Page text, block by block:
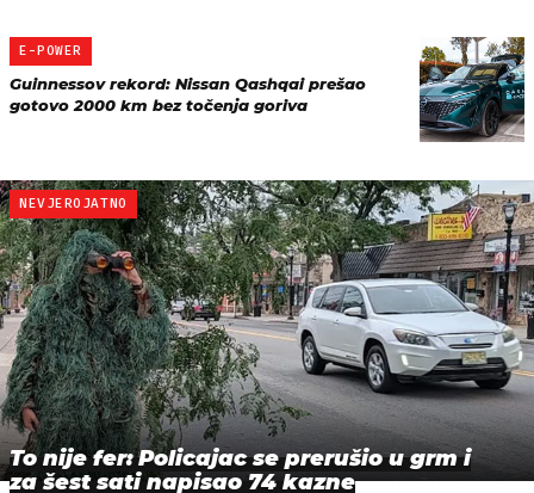
E-POWER
Guinnessov rekord: Nissan Qashqai prešao
gotovo 2000 km bez točenja goriva
NEVJEROJATNO
To nije fer: Policajac se prerušio u grm i
za šest sati napisao 74 kazne